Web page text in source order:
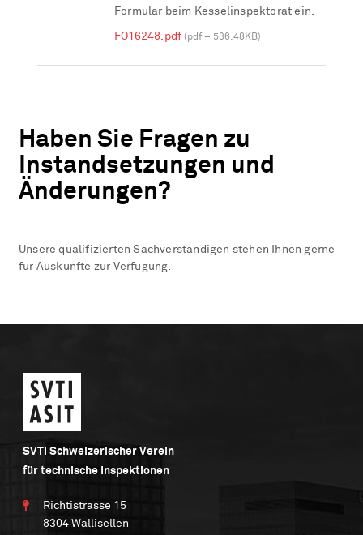
Formular beim Kesselinspektorat ein.
FO16248.pdf (pdf – 536.48KB)
Haben Sie Fragen zu
Instandsetzungen und
Änderungen?
Unsere qualifizierten Sachverständigen stehen Ihnen gerne
für Auskünfte zur Verfügung.
SVTI Schweizerischer Verein
für technische Inspektionen
Richtistrasse 15
8304 Wallisellen